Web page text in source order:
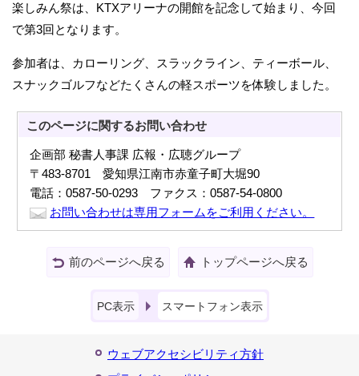
楽しみん祭は、KTXアリーナの開館を記念して始まり、今回
で第3回となります。
参加者は、カローリング、スラックライン、ティーボール、
スナックゴルフなどたくさんの軽スポーツを体験しました。
このページに関するお問い合わせ
企画部 秘書人事課 広報・広聴グループ
〒483-8701 愛知県江南市赤童子町大堀90
電話：0587-50-0293 ファクス：0587-54-0800
お問い合わせは専用フォームをご利用ください。
前のページへ戻る トップページへ戻る
PC表示 スマートフォン表示
ウェブアクセシビリティ方針